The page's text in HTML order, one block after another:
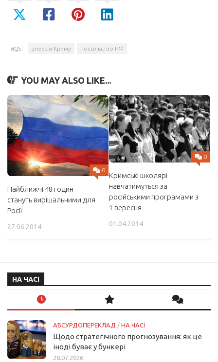
Tags: анексія Криму посольство РФ
YOU MAY ALSO LIKE...
0
Найближчі 48 годин
стануть вирішальними для
Росії
27.06.2014
0
Кримські школярі
навчатимуться за
російськими програмами з
1 вересня
01.04.2014
НА ЧАСІ
АБСУРДОПЕРЕКЛАД / НА ЧАСІ
Щодо стратегічного прогнозування: як це
іноді буває у бункері
28.07.2026